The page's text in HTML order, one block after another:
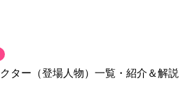
ター（登場人物）一覧・紹介＆解説